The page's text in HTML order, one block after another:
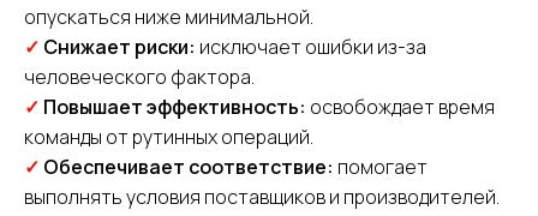
опускаться ниже минимальной.
✓ Снижает риски: исключает ошибки из-за
человеческого фактора.
✓ Повышает эффективность: освобождает время
команды от рутинных операций.
✓ Обеспечивает соответствие: помогает
выполнять условия поставщиков и производителей.